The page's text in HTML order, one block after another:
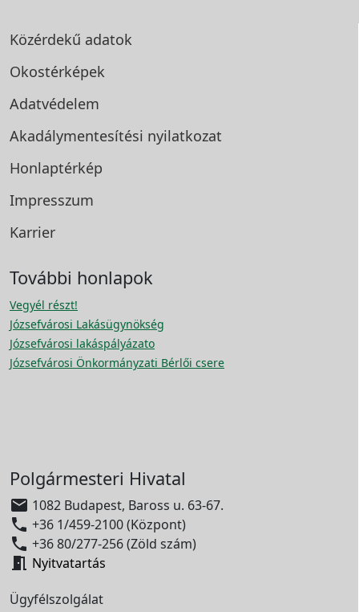
Közérdekű adatok
Okostérképek
Adatvédelem
Akadálymentesítési nyilatkozat
Honlaptérkép
Impresszum
Karrier
További honlapok
Vegyél részt!
Józsefvárosi Lakásügynökség
Józsefvárosi lakáspályázato
Józsefvárosi Önkormányzati Bérlői csere
Polgármesteri Hivatal
 1082 Budapest, Baross u. 63-67.
 +36 1/459-2100 (Központ)
 +36 80/277-256 (Zöld szám)
 Nyitvatartás
Ügyfélszolgálat